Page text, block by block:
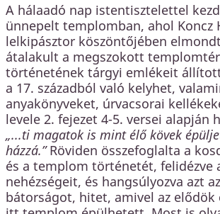
A hálaadó nap istentisztelettel
ünnepelt templomban, ahol Koncz
lelkipásztor köszöntőjében
átalakult a megszokott
történetének tárgyi emlékeit
a 17. századból való kelyhet,
anyakönyveket, úrvacsorai
levele 2. fejezet 4-5. versei alapján
„...ti magatok is mint élő kövek
házzá.”Röviden összefoglalta a
és a templom történetét, felidézve
nehézségeit, és hangsúlyozva azt
bátorságot, hitet, amivel az elődök